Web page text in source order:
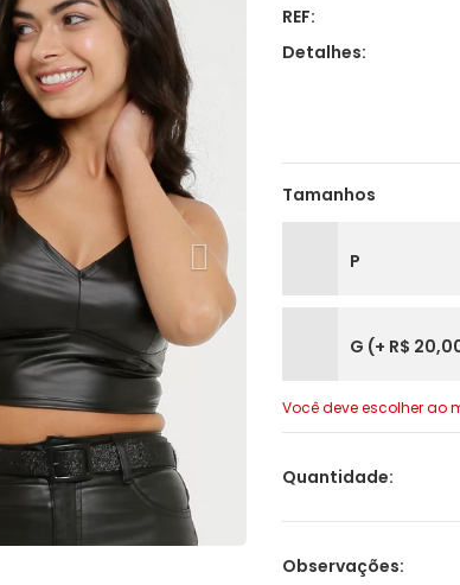
REF:
Detalhes:
Tamanhos
P
G (+ R$
Você deve escolher ao
Quantidade:
Observações: